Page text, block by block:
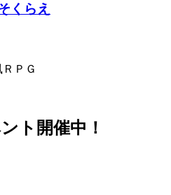
くらえ
ＰＧ
ト開催中！